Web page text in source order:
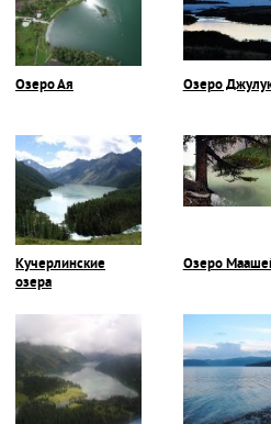
Озеро Ая Озеро
Кучерлинские
озера
Озеро